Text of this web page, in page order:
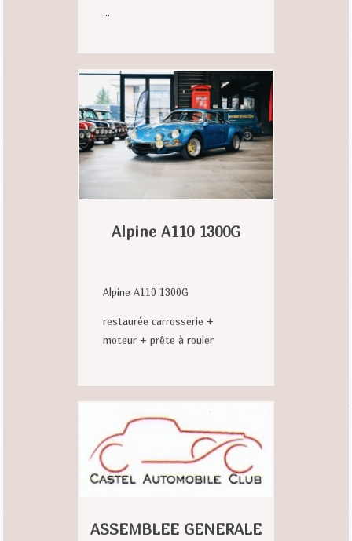
...
Alpine A110 1300G
Alpine A110 1300G
restaurée carrosserie +
moteur + prête à rouler
ASSEMBLEE GENERALE